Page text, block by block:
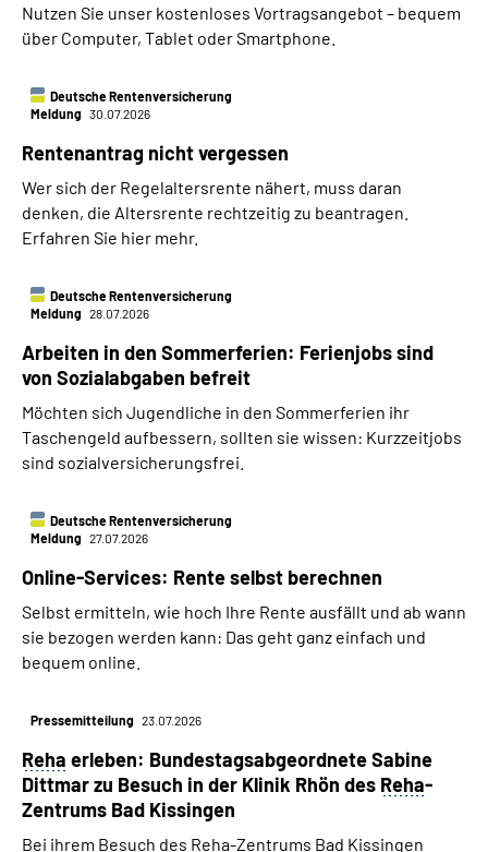
Nutzen Sie unser kostenloses Vortragsangebot – bequem
über Computer, Tablet oder Smartphone.
Deutsche Rentenversicherung
Meldung 30.07.2026
Rentenantrag nicht vergessen
Wer sich der Regelaltersrente nähert, muss daran
denken, die Altersrente rechtzeitig zu beantragen.
Erfahren Sie hier mehr.
Deutsche Rentenversicherung
Meldung 28.07.2026
Arbeiten in den Sommerferien: Ferienjobs sind
von Sozialabgaben befreit
Möchten sich Jugendliche in den Sommerferien ihr
Taschengeld aufbessern, sollten sie wissen: Kurzzeitjobs
sind sozialversicherungsfrei.
Deutsche Rentenversicherung
Meldung 27.07.2026
Online-Services: Rente selbst berechnen
Selbst ermitteln, wie hoch Ihre Rente ausfällt und ab wann
sie bezogen werden kann: Das geht ganz einfach und
bequem online.
Pressemitteilung 23.07.2026
Reha erleben: Bundestags­­abgeordnete Sabine
Dittmar zu Besuch in der Klinik Rhön des Reha-
Zentrums Bad Kissingen
Bei ihrem Besuch des Reha-Zentrums Bad Kissingen